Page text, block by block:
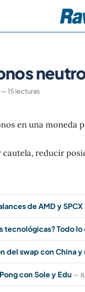
15 lecturas
en una
reducir
de AMD y SPCX
tecnológicas? Todo
del swap con China
con Sole y Edu —